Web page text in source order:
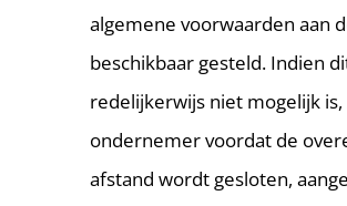
algemene voorwaarden aan
beschikbaar gesteld. Indien
redelijkerwijs niet mogelijk is,
ondernemer voordat de
afstand wordt gesloten,